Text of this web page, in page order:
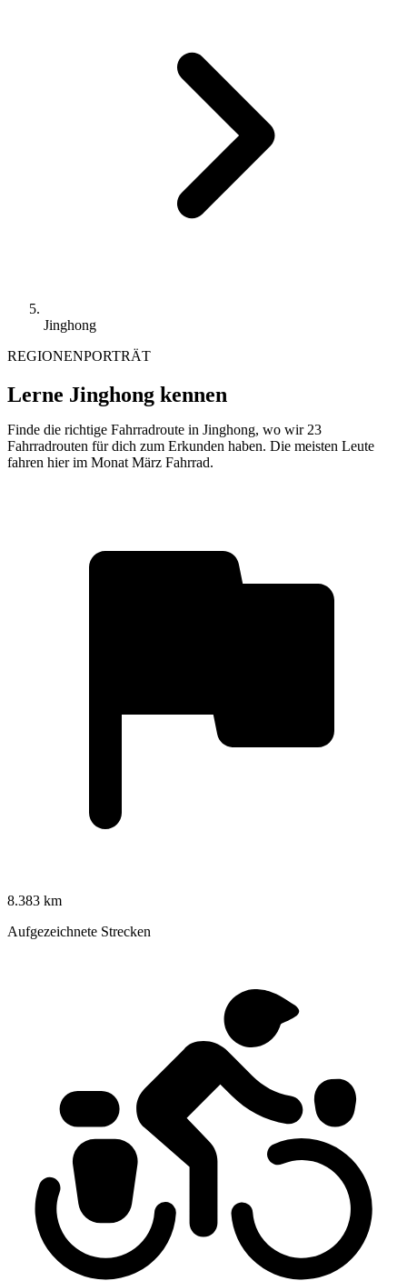
Jinghong
REGIONENPORTRÄT
Lerne Jinghong kennen
Finde die richtige Fahrradroute in Jinghong, wo wir 23
Fahrradrouten für dich zum Erkunden haben. Die meisten Leute
fahren hier im Monat März Fahrrad.
8.383 km
Aufgezeichnete Strecken